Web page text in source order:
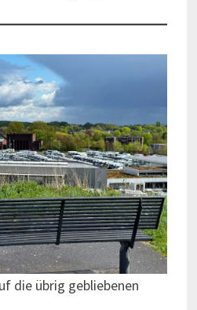
die übrig gebliebenen